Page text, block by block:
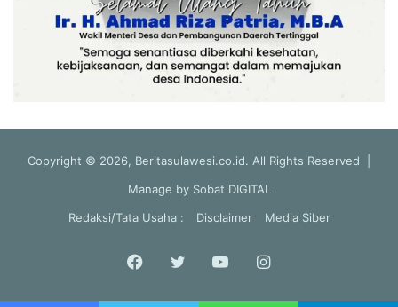
Copyright © 2026, Beritasulawesi.co.id. All Rights Reserved |
Manage by Sobat DIGITAL
Redaksi/Tata Usaha :
Disclaimer Media Siber
Facebook
Twitter YouTubeInstagram